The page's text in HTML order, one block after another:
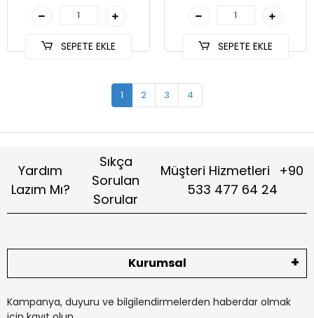
SEPETE EKLE SEPETE EKLE
1 2 3 4
Yardım
Lazım Mı?
Sıkça
Sorulan
Sorular
Müşteri Hizmetleri
+90
533 477 64 24
Kurumsal
Kampanya, duyuru ve bilgilendirmelerden haberdar olmak